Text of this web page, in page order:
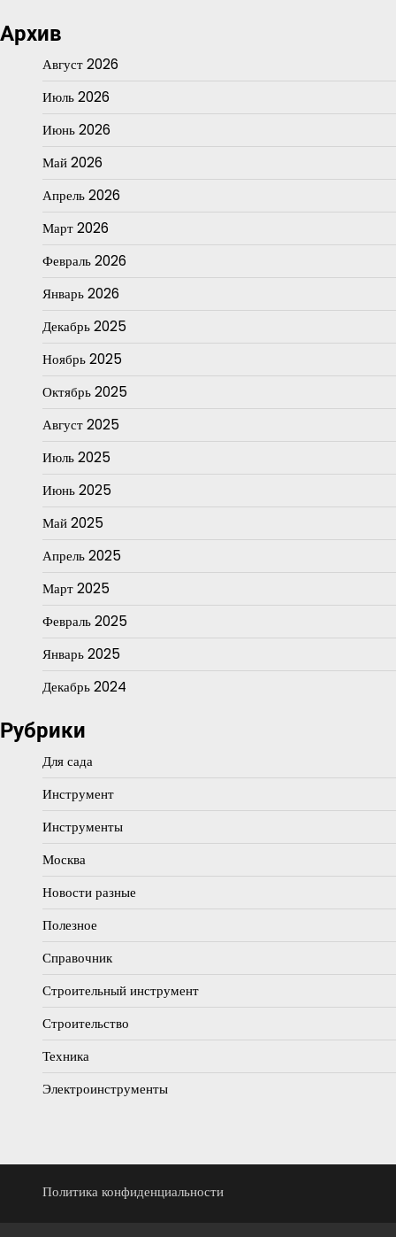
Архив
Август 2026
Июль 2026
Июнь 2026
Май 2026
Апрель 2026
Март 2026
Февраль 2026
Январь 2026
Декабрь 2025
Ноябрь 2025
Октябрь 2025
Август 2025
Июль 2025
Июнь 2025
Май 2025
Апрель 2025
Март 2025
Февраль 2025
Январь 2025
Декабрь 2024
Рубрики
Для сада
Инструмент
Инструменты
Москва
Новости разные
Полезное
Справочник
Строительный инструмент
Строительство
Техника
Электроинструменты
Политика конфиденциальности